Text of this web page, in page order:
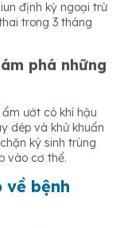
định kỳ ngoại trừ
trong 3 tháng
phá những
ướt có khí hậu
dép và khử khuẩn
ký sinh trùng
vào cơ thể.
bệnh